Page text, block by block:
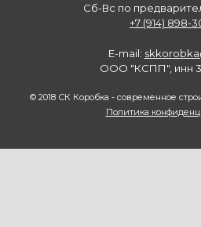
Cб-Вс по
+7 (914) 898-
E-mail:
ООО "КСПП", инн
© 2018 СК Коробка - современное
Политика